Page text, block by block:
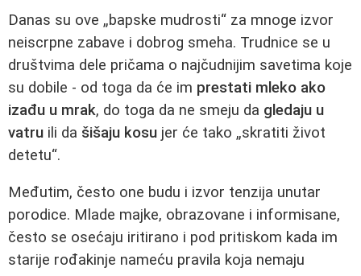
Danas su ove „bapske mudrosti“ za mnoge izvor
neiscrpne zabave i dobrog smeha. Trudnice se u
društvima dele pričama o najčudnijim savetima koje
su dobile - od toga da će im prestati mleko ako
izađu u mrak, do toga da ne smeju da gledaju u
vatru ili da šišaju kosu jer će tako „skratiti život
detetu“.
Međutim, često one budu i izvor tenzija unutar
porodice. Mlade majke, obrazovane i informisane,
često se osećaju iritirano i pod pritiskom kada im
starije rođakinje nameću pravila koja nemaju